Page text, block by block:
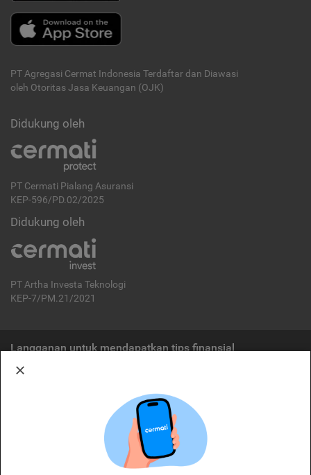
PT Agregasi Cermat Indonesia Terdaftar dan Diawasi
oleh Otoritas Jasa Keuangan (OJK)
Didukung oleh
PT Cermati Pialang Asuransi
KEP-596/PD.02/2025
Didukung oleh
PT Artha Investa Teknologi
KEP-7/PM.21/2021
Langganan untuk mendapatkan tips finansial
Cermati merupakan penyelenggara agregasi jasa keuangan yang terdaftar di
OJK. Oleh karena itu, produk dan/atau layanan jasa keuangan yang
ditawarkan bukan merupakan produk dan/atau layanan jasa keuangan yang
diterbitkan oleh Cermati dan Cermati tidak bertanggung jawab atas tuntutan